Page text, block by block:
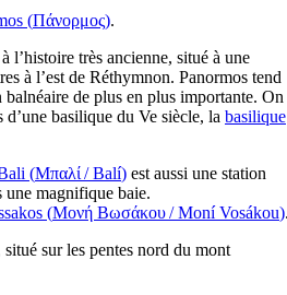
(Πάνορμος).
l’histoire très ancienne, situé à une
à l’est de Réthymnon. Panormos tend
balnéaire de plus en plus importante. On
basilique du Ve siècle, la basilique
(Μπαλί/Balí) est aussi une station
une magnifique baie.
(Μονή Βωσάκου/Moní Vosákou)
sur les pentes nord du mont